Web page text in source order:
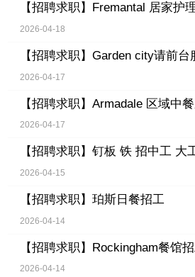
【招聘求职】 Fremantal 居家护
2026-04-18
【招聘求职】 Garden city请前台
2026-04-17
【招聘求职】 Armadale 区域中
2026-04-17
【招聘求职】 钉板 铁 招中工 大
2026-04-15
【招聘求职】 珀斯日餐招工
2026-04-14
【招聘求职】 Rockingham餐馆
2026-04-14